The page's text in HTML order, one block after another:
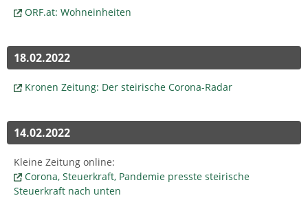
ORF.at: Wohneinheiten
18.02.2022
Kronen Zeitung: Der steirische Corona-Radar
14.02.2022
Kleine Zeitung online:
Corona, Steuerkraft, Pandemie presste steirische
Steuerkraft nach unten